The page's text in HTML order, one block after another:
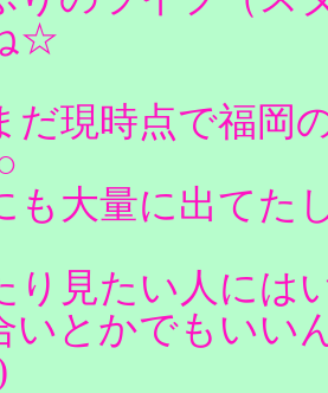
☆
だ現時点で福岡
も大量に出てた
り見たい人には
いとかでもいい